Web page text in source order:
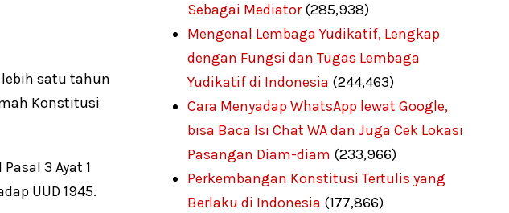
lebih satu tahun
Konstitusi
3 Ayat 1
UUD 1945.
Sebagai Mediator (285,938)
Mengenal Lembaga Yudikatif, Lengkap
dengan Fungsi dan Tugas Lembaga
Yudikatif di Indonesia (244,463)
Cara Menyadap WhatsApp lewat Google,
bisa Baca Isi Chat WA dan Juga Cek Lokasi
Pasangan Diam-diam (233,966)
Perkembangan Konstitusi Tertulis yang
Berlaku di Indonesia (177,866)